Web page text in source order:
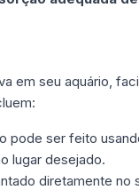
em seu aquário,
pode ser feito
lugar desejado.
diretamente